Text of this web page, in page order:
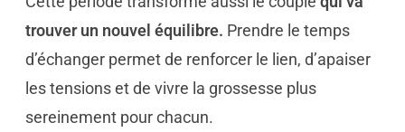
trouver un nouvel équilibre. Prendre le temps
d’échanger permet de renforcer le lien, d’apaiser
les tensions et de vivre la grossesse plus
sereinement pour chacun.